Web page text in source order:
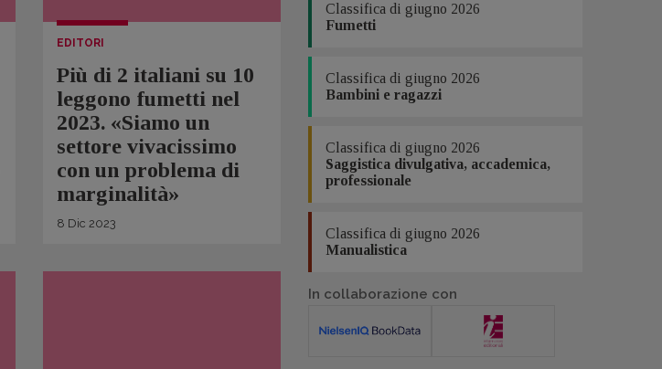
EDITORI
Più di 2 italiani su 10
leggono fumetti nel
2023. «Siamo un
settore vivacissimo
con un problema di
marginalità»
8 Dic 2023
Classifica di giugno 2026
Fumetti
Classifica di giugno 2026
Bambini e ragazzi
Classifica di giugno 2026
Saggistica divulgativa, accademica,
professionale
Classifica di giugno 2026
Manualistica
In collaborazione con